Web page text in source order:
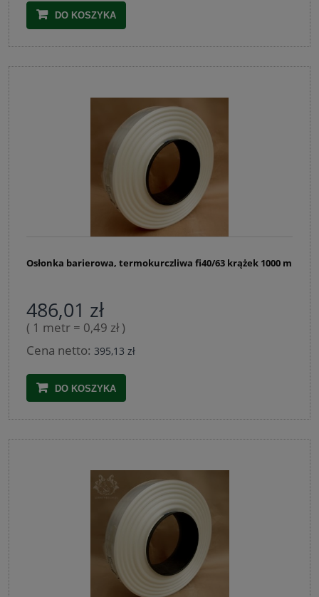
DO KOSZYKA
Osłonka barierowa, termokurczliwa fi40/63 krążek 1000 m
486,01 zł
( 1 metr = 0,49 zł )
Cena netto: 395,13 zł
DO KOSZYKA